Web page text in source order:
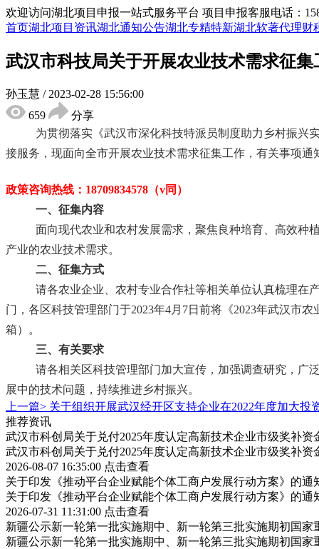
欢迎访问湖北项目申报一站式服务平台 项目申报客服电话：
首页湖北项目资讯湖北通知公告湖北专精特新湖北软著代理财
武汉市科技局关于开展农业技术需求征集
孙玉慧 / 2023-02-28 15:56:00
659
分享
为贯彻落实《武汉市深化科技特派员制度助力乡村振兴
接服务，现面向全市开展农业技术需求征集工作，有关事项通
政策咨询热线： 18709834578（v同 ）
一、征集内容
面向现代农业和农村发展需求，聚焦良种培育、高效种
产业的农业技术需求。
二、征集方式
请各农业企业、农村专业合作社等相关单位认真梳理在
门，各区科技管理部门于2023年4月 7日前将《2023年武汉市农
箱）。
三、有关要求
请各相关区科技管理部门加大宣传，加强调查研究，广
展中的技术问题，持续推进乡村振兴。
上一篇> 关于组织开展武汉经开区支持企业在2022年度加大投
推荐资讯
武汉市科创局关于兑付2025年度认定高新技术企业市级奖补资
武汉市科创局关于兑付2025年度认定高新技术企业市级奖补资
2026-08-07 16:35:00 点击查看
关于印发《推动平台企业赋能个体工商户发展行动方案》的通
关于印发《推动平台企业赋能个体工商户发展行动方案》的通
2026-07-31 11:31:00 点击查看
新疆公示新一轮第一批实施期中、新一轮第三批实施期初国家
新疆公示新一轮第一批实施期中、新一轮第三批实施期初国家